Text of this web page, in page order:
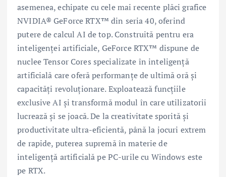
asemenea, echipate cu cele mai recente plăci grafice
NVIDIA® GeForce RTX™ din seria 40, oferind
putere de calcul AI de top. Construită pentru era
inteligenței artificiale, GeForce RTX™ dispune de
nuclee Tensor Cores specializate în inteligență
artificială care oferă performanțe de ultimă oră și
capacități revoluționare. Exploatează funcțiile
exclusive AI și transformă modul în care utilizatorii
lucrează și se joacă. De la creativitate sporită și
productivitate ultra-eficientă, până la jocuri extrem
de rapide, puterea supremă în materie de
inteligență artificială pe PC-urile cu Windows este
pe RTX.